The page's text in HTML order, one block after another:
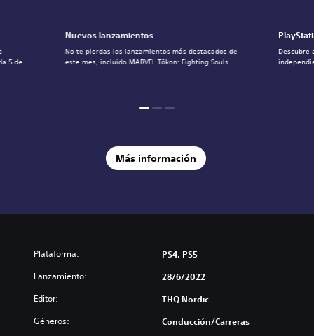
Nuevos lanzamientos
No te pierdas los lanzamientos más destacados de
este mes, incluido MARVEL Tōkon: Fighting Souls.
Descubre
5 de
Más información
Plataforma: PS4, PS5
Lanzamiento: 28/6/2022
Editor: THQ Nordic
Géneros: Conducción/Carreras